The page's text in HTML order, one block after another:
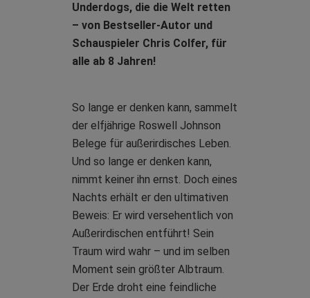
Underdogs, die die Welt retten
– von Bestseller-Autor und
Schauspieler Chris Colfer, für
alle ab 8 Jahren!
So lange er denken kann, sammelt
der elfjährige Roswell Johnson
Belege für außerirdisches Leben.
Und so lange er denken kann,
nimmt keiner ihn ernst. Doch eines
Nachts erhält er den ultimativen
Beweis: Er wird versehentlich von
Außerirdischen entführt! Sein
Traum wird wahr – und im selben
Moment sein größter Albtraum.
Der Erde droht eine feindliche